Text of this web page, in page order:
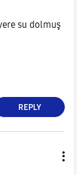
su dolmuş
REPLY